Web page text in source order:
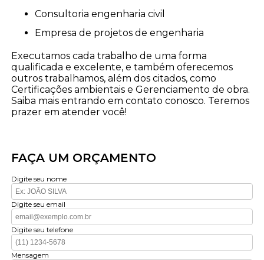
consultoria engenharia civil
empresa de projetos de engenharia
Executamos cada trabalho de uma forma
qualificada e excelente, e também oferecemos
outros trabalhamos, além dos citados, como
Certificações ambientais e Gerenciamento de obra.
Saiba mais entrando em contato conosco. Teremos
prazer em atender você!
FAÇA UM ORÇAMENTO
Digite seu nome
Digite seu email
Digite seu telefone
Mensagem